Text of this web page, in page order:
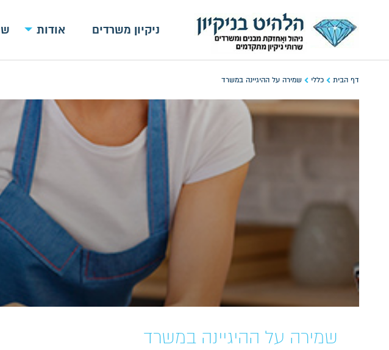
ניקיון משרדים אודות
דף הבית כללי שמירה על ההיגיינה במשרד
שמירה על ההיגיינה במשרד